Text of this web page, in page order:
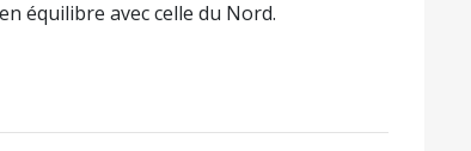
équilibre avec celle du Nord.